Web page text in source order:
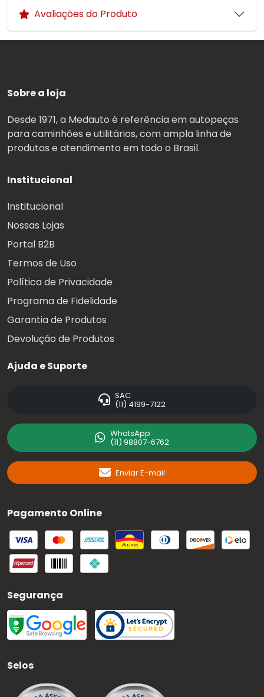
Avaliações do Produto
Sobre a loja
Desde 1971, a Medauto é referência em autopeças
para caminhões e utilitários, com ampla linha de
produtos e atendimento em todo o Brasil.
Institucional
Institucional
Nossas Lojas
Portal B2B
Termos de Uso
Política de Privacidade
Programa de Fidelidade
Garantia de Produtos
Devolução de Produtos
Ajuda e Suporte
SAC
(11) 4199-7122
WhatsApp
(11) 98807-6762
Enviar E-mail
Pagamento Online
Segurança
Selos